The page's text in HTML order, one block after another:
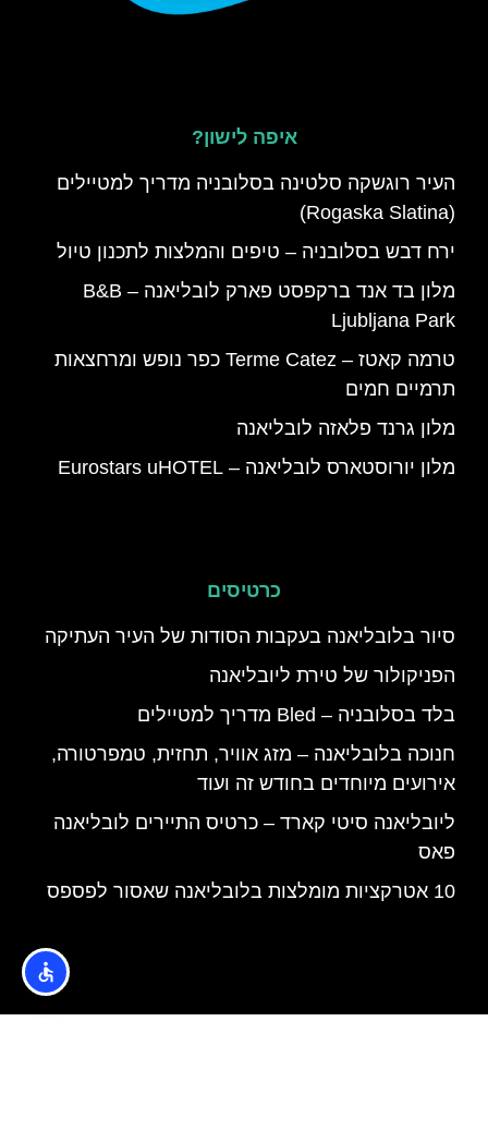
איפה לישון?
העיר רוגשקה סלטינה בסלובניה מדריך למטיילים
(Rogaska Slatina)
ירח דבש בסלובניה – טיפים והמלצות לתכנון טיול
מלון בד אנד ברקפסט פארק לובליאנה – B&B
Ljubljana Park
טרמה קאטז – Terme Catez כפר נופש ומרחצאות
תרמיים חמים
מלון גרנד פלאזה לובליאנה
מלון יורוסטארס לובליאנה – Eurostars uHOTEL
כרטיסים
סיור בלובליאנה בעקבות הסודות של העיר העתיקה
הפניקולור של טירת ליובליאנה
בלד בסלובניה – Bled מדריך למטיילים
חנוכה בלובליאנה – מזג אוויר, תחזית, טמפרטורה,
אירועים מיוחדים בחודש זה ועוד
ליובליאנה סיטי קארד – כרטיס התיירים לובליאנה
פאס
10 אטרקציות מומלצות בלובליאנה שאסור לפספס